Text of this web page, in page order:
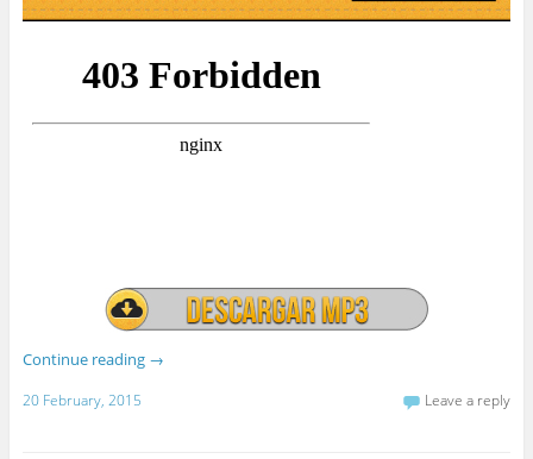
Continue reading →
20 February, 2015 Leave a reply